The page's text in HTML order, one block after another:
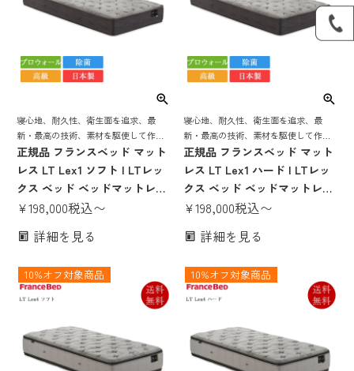
寝心地、耐久性、衛生面を追求、最
新・最高の技術、素材を駆使して作り
上げた フランスベッドの「顔」となる
マットレス
正規品 フランスベッド マット
レス LT Lex1 ソフト | LTレッ
クス ベッド ベッドマットレス
高級マットレス プロウォール
リー 羊毛 ウール 抗菌 防臭 防
ングル セミダブル ダブル ワイ
ドダブル クイーン セミシング
¥198,000税込〜
詳細を見る
寝心地、耐久性、衛生面を追求、最
新・最高の技術、素材を駆使して作り
上げた フランスベッドの「顔」となる
マットレス
正規品 フランスベッド マット
レス LT Lex1 ハード | LTレッ
クス ベッド ベッドマットレス
高級マットレス プロウォール
リー 羊毛 ウール かたい かた
グル セミダブル ダブル ワイド
ダブル クイーン セミシングル
¥198,000税込〜
詳細を見る
10%オフ対象商品 10%オフ対象商品